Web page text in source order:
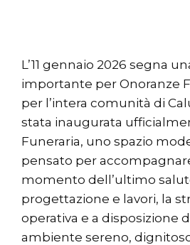
L’11 gennaio 2026 segna
importante per Onoranze
per l’intera comunità di
stata inaugurata
Funeraria, uno spazio
pensato per
momento dell’ultimo
progettazione e lavori, la
operativa e a disposizione
ambiente sereno,